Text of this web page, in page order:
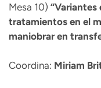
Mesa 10) “Variantes
tratamientos en el
maniobrar en
Coordina: Miriam